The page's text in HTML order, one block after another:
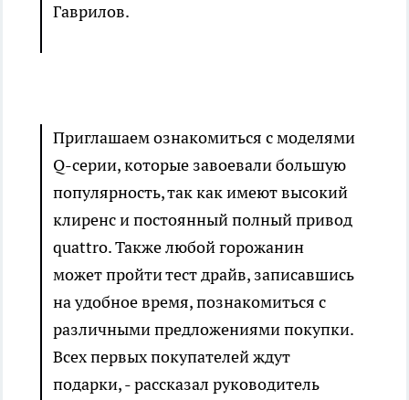
Гаврилов.
Приглашаем ознакомиться с моделями
Q-серии, которые завоевали большую
популярность, так как имеют высокий
клиренс и постоянный полный привод
quattro. Также любой горожанин
может пройти тест драйв, записавшись
на удобное время, познакомиться с
различными предложениями покупки.
Всех первых покупателей ждут
подарки, - рассказал руководитель